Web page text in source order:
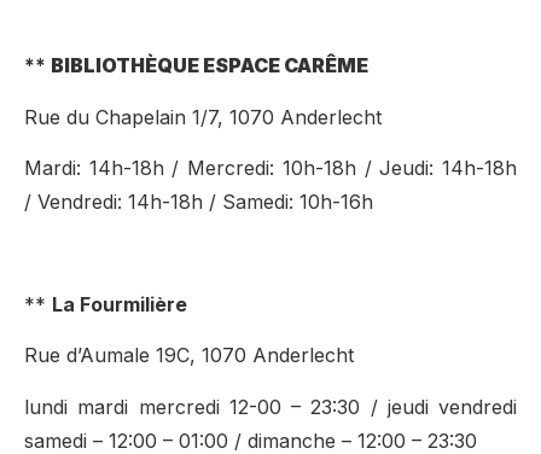
** BIBLIOTHÈQUE ESPACE CARÊME
Rue du Chapelain 1/7, 1070 Anderlecht
Mardi: 14h-18h / Mercredi: 10h-18h / Jeudi: 14h-18h
/ Vendredi: 14h-18h / Samedi: 10h-16h
** La Fourmilière
Rue d’Aumale 19C, 1070 Anderlecht
lundi mardi mercredi 12-00 – 23:30 / jeudi vendredi
samedi – 12:00 – 01:00 / dimanche – 12:00 – 23:30